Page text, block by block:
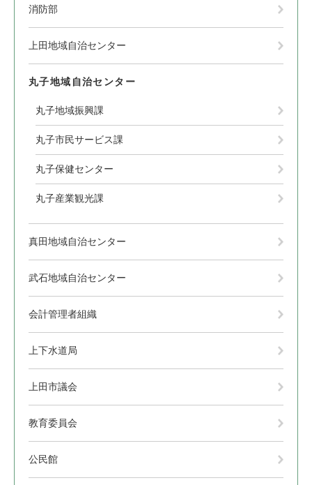
消防部
上田地域自治センター
丸子地域自治センター
丸子地域振興課
丸子市民サービス課
丸子保健センター
丸子産業観光課
真田地域自治センター
武石地域自治センター
会計管理者組織
上下水道局
上田市議会
教育委員会
公民館